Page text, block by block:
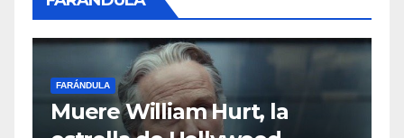
Sasha Sokol habla sobre el
abuso de Luis de Llano